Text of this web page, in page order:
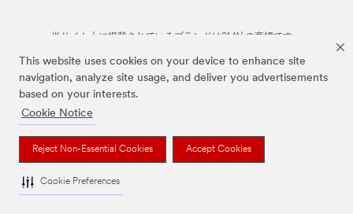
This website uses cookies on your device to enhance site
navigation, analyze site usage, and deliver you advertisements
based on your interests.
Cookie Notice
Reject Non-Essential Cookies Accept Cookies
Cookie Preferences
当サイト上に掲載されているブランドは3M社の商標です。